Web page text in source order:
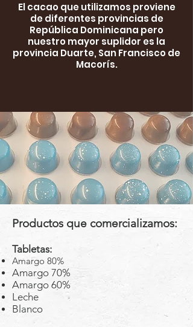
El cacao que utilizamos proviene
de diferentes provincias de
República Dominicana pero
nuestro mayor suplidor es la
provincia Duarte, San Francisco de
Macorís.
Productos que comercializamos:
Tabletas:
Amargo 80%
Amargo 70%
Amargo 60%
Leche
Blanco